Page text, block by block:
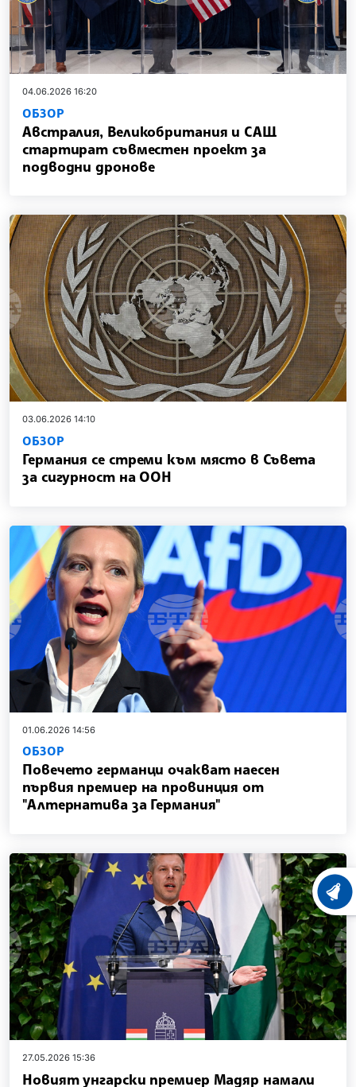
04.06.2026 16:20
ОБЗОР
Австралия, Великобритания и САЩ
стартират съвместен проект за
подводни дронове
03.06.2026 14:10
ОБЗОР
Германия се стреми към място в Съвета
за сигурност на ООН
01.06.2026 14:56
ОБЗОР
Повечето германци очакват наесен
първия премиер на провинция от
"Алтернатива за Германия"
27.05.2026 15:36
Новият унгарски премиер Мадяр намали